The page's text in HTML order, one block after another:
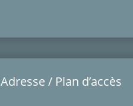
Adresse / Plan d’accès